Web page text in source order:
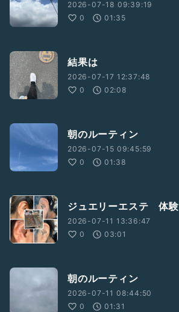
2026-07-18 09:39:19
0
01:35
結果は
2026-07-17 12:37:48
0
02:08
朝のルーティン
2026-07-15 09:45:59
0
01:38
ジュエリーエステ 体験
2026-07-11 13:36:47
0
03:01
朝のルーティン
2026-07-11 08:44:50
0
01:31